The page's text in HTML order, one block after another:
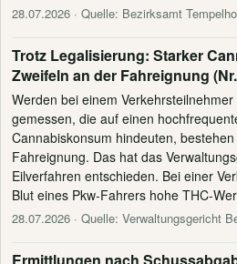
28.07.2026 · Quelle: Bezirksamt
Trotz Legalisierung: Starker
Zweifeln an der Fahreignung
Werden bei einem
gemessen, die auf einen
Cannabiskonsum hindeuten,
Fahreignung. Das hat das
Eilverfahren entschieden. Bei einer
Blut eines Pkw-Fahrers hohe THC-
28.07.2026 · Quelle: Verwaltungsgericht
Ermittlungen nach